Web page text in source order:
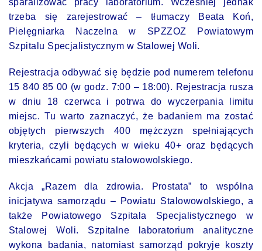
sparaliżować pracy laboratorium. Wcześniej jednak
trzeba się zarejestrować – tłumaczy Beata Koń,
Pielęgniarka Naczelna w SPZZOZ Powiatowym
Szpitalu Specjalistycznym w Stalowej Woli.
Rejestracja odbywać się będzie pod numerem telefonu
15 840 85 00 (w godz. 7:00 – 18:00). Rejestracja rusza
w dniu 18 czerwca i potrwa do wyczerpania limitu
miejsc. Tu warto zaznaczyć, że badaniem ma zostać
objętych pierwszych 400 mężczyzn spełniających
kryteria, czyli będących w wieku 40+ oraz będących
mieszkańcami powiatu stalowowolskiego.
Akcja „Razem dla zdrowia. Prostata” to wspólna
inicjatywa samorządu – Powiatu Stalowowolskiego, a
także Powiatowego Szpitala Specjalistycznego w
Stalowej Woli. Szpitalne laboratorium analityczne
wykona badania, natomiast samorząd pokryje koszty